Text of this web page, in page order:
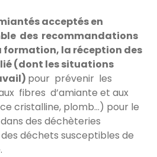
acceptés en
des recommandations
formation, la réception des
(dont les situations
pour prévenir les
fibres d’amiante et aux
cristalline, plomb…) pour le
des déchèteries
déchets susceptibles de